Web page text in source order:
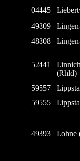
04445
49809
48808
52441
(Rhld)
59557
59555
49393
Lohne